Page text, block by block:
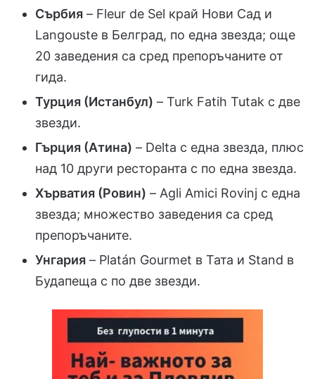
Сърбия – Fleur de Sel край Нови Сад и
Langouste в Белград, по една звезда; още
20 заведения са сред препоръчаните от
гида.
Турция (Истанбул) – Turk Fatih Tutak с две
звезди.
Гърция (Атина) – Delta с една звезда, плюс
над 10 други ресторанта с по една звезда.
Хърватия (Ровин) – Agli Amici Rovinj с една
звезда; множество заведения са сред
препоръчаните.
Унгария – Platán Gourmet в Тата и Stand в
Будапеща с по две звезди.